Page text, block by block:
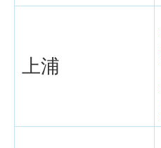
上浦